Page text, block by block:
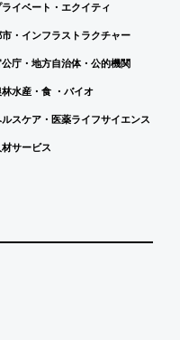
ライベート・エクイティ
市・インフラストラクチャー
公庁・地方自治体・公的機関
林水産・食 ・バイオ
ルスケア・医薬ライフサイエンス
材サービス